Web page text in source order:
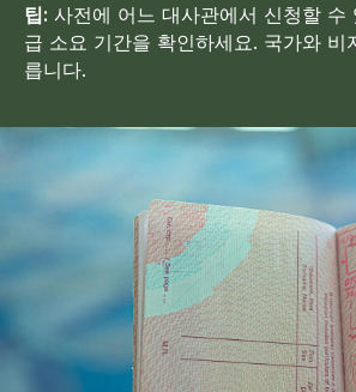
팁: 사전에 어느 대사관에서 신청할 수
급 소요 기간을 확인하세요. 국가와 비
릅니다.